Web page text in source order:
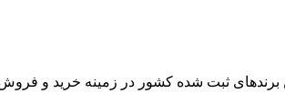
برندهای ثبت شده کشور در زمینه خرید و فروش